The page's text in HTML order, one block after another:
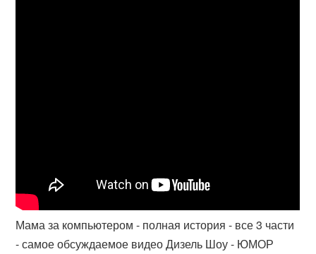
Мама за компьютером - полная история - все 3 части
- самое обсуждаемое видео Дизель Шоу - ЮМОР